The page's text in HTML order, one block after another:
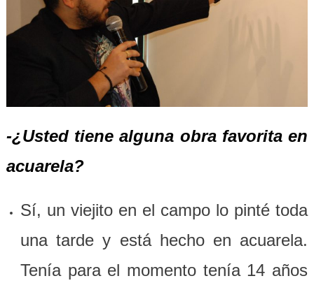
-¿Usted tiene alguna obra favorita en
acuarela?
Sí, un viejito en el campo lo pinté toda
una tarde y está hecho en acuarela.
Tenía para el momento tenía 14 años